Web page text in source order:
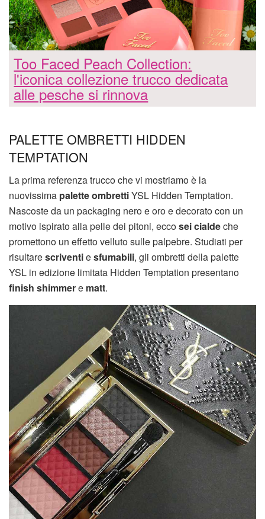
Too Faced Peach Collection:
l'iconica collezione trucco dedicata
alle pesche si rinnova
PALETTE OMBRETTI HIDDEN
TEMPTATION
La prima referenza trucco che vi mostriamo è la
nuovissima palette ombrettiYSL Hidden Temptation.
Nascoste da un packaging nero e oro e decorato con un
motivo ispirato alla pelle dei pitoni, eccosei cialdeche
promettono un effetto velluto sulle palpebre. Studiati per
risultarescriventiesfumabili, gli ombretti della palette
YSL in edizione limitata Hidden Temptation presentano
finish shimmere matt.